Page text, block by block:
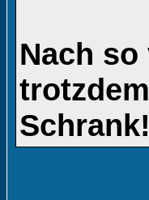
Nach
Schrank!